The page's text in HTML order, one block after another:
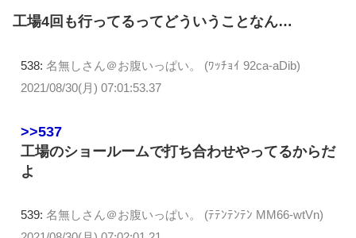
工場4回も行ってるってどういうことなん…
538: 名無しさん＠お腹いっぱい。 (ﾜｯﾁｮｲ 92ca-aDib)
2021/08/30(月) 07:01:53.37
>>537
工場のショールームで打ち合わせやってるからだ
よ
539: 名無しさん＠お腹いっぱい。 (ﾃﾃﾝﾃﾝﾃﾝ MM66-wtVn)